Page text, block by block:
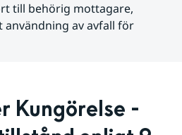
till behörig mottagare,
användning av avfall för
Kungörelse -